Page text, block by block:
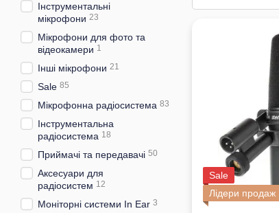
Sale
Лідери продаж
Інструментальні
мікрофони 23
Мікрофони для фото та
відеокамери 1
Інші мікрофони 21
Sale 85
Мікрофонна радіосистема 83
Інструментальна
радіосистема 18
Приймачі та передавачі 50
Аксесуари для
радіосистем 12
Моніторні системи In Ear 3